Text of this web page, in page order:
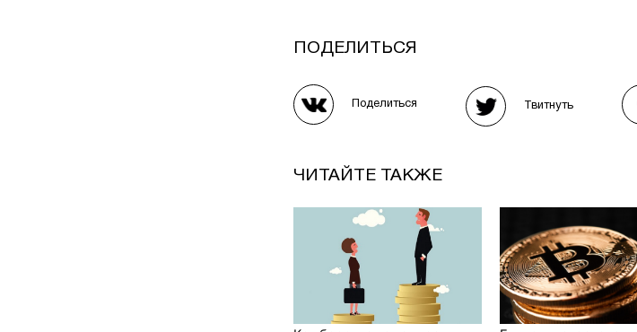
ПОДЕЛИТЬСЯ
Поделиться Твитнуть
ЧИТАЙТЕ ТАКЖЕ